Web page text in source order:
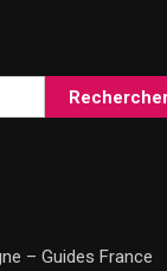
– Guides France